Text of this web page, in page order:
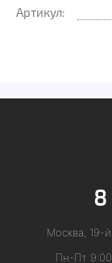
Артикул:
8
Москва, 19-
Пн-Пт